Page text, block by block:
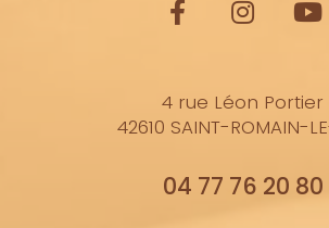
4 rue Léon Portier
42610 SAINT-ROMAIN-
04 77 76 20 80